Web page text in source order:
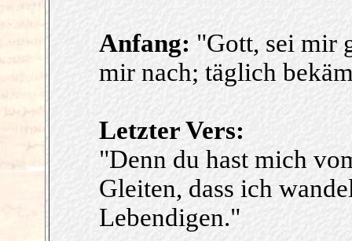
Anfang: "Gott, sei mir
mir nach; täglich
Letzter Vers:
"Denn du hast mich
Gleiten, dass ich
Lebendigen."